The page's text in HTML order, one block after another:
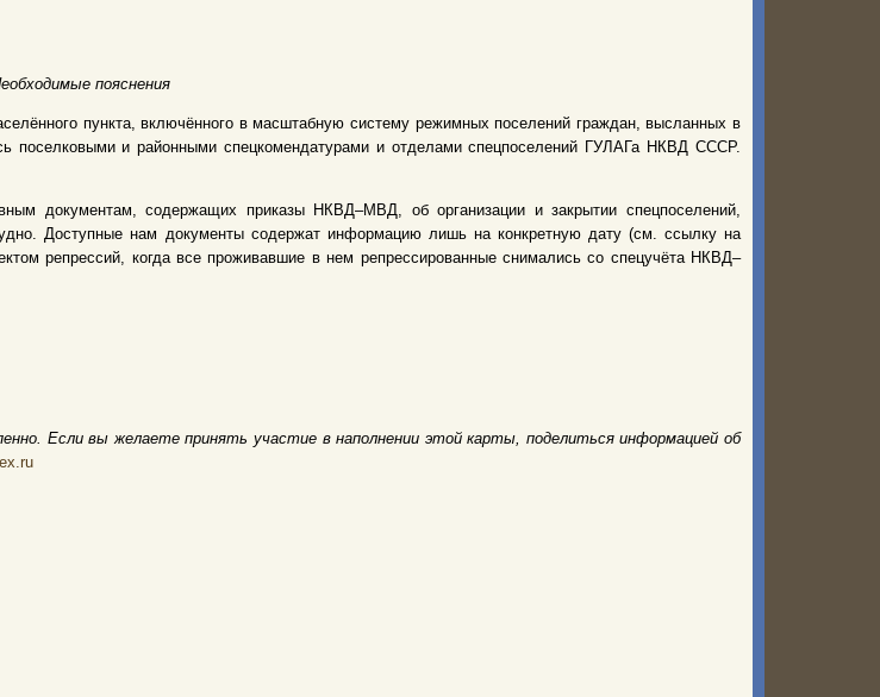
пояснения
пункта, включённого в масштабную систему режимных поселений граждан, высланных в
поселковыми и районными спецкомендатурами и отделами спецпоселений ГУЛАГа НКВД СССР.
документам, содержащих приказы НКВД–МВД, об организации и закрытии спецпоселений,
Доступные нам документы содержат информацию лишь на конкретную дату (см. ссылку на
репрессий, когда все проживавшие в нем репрессированные снимались со спецучёта НКВД–
Если вы желаете принять участие в наполнении этой карты, поделиться информацией об